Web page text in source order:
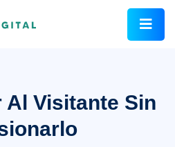
Al Visitante Sin